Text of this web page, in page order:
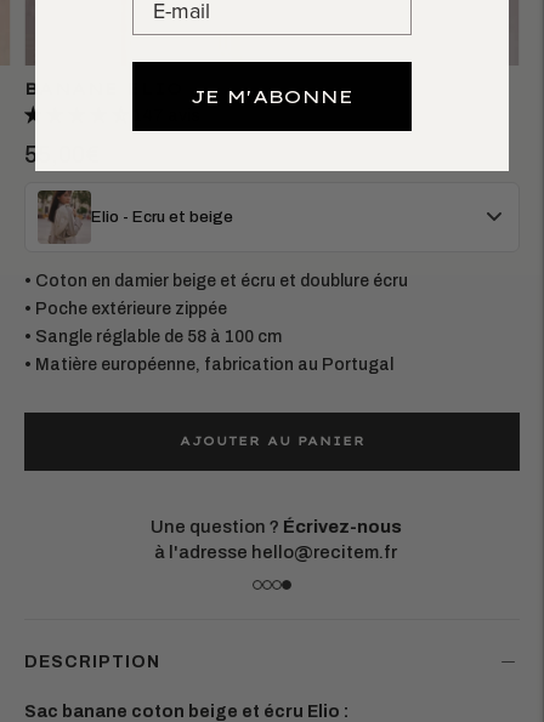
BANANE ELIO
55,00€
Elio - Ecru et beige
• Coton en damier beige et écru et doublure écru
• Poche extérieure zippée
• Sangle réglable de 58 à 100 cm
• Matière européenne, fabrication au Portugal
AJOUTER AU PANIER
Une question ? Écrivez-nous
à l'adresse hello@recitem.fr
DESCRIPTION
Sac banane coton beige et écru Elio :
JE M'ABONNE